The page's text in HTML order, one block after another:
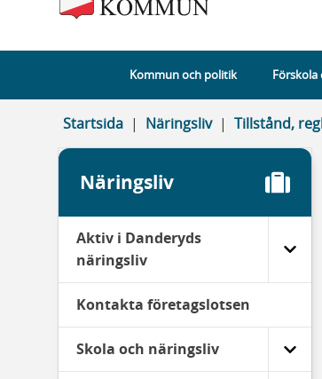
Kommun och politik Förskola
Startsida Näringsliv Tillstånd,
Näringsliv
Aktiv i Danderyds
näringsliv
Kontakta företagslotsen
Skola och näringsliv